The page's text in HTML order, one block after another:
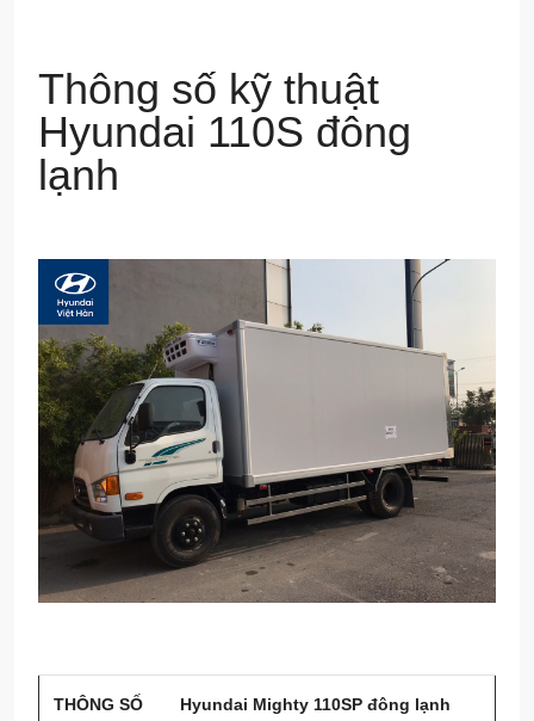
Thông số kỹ thuật
Hyundai 110S đông
lạnh
THÔNG SỐ
Hyundai Mighty 110SP đông lạnh